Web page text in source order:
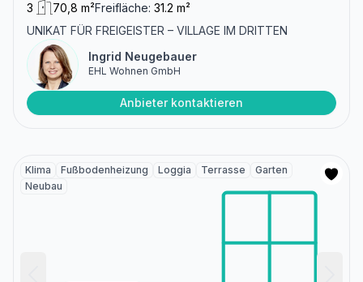
3 70,8 m²Freifläche: 31.2 m²
UNIKAT FÜR FREIGEISTER – VILLAGE IM DRITTEN
Ingrid Neugebauer
EHL Wohnen GmbH
Anbieter kontaktieren
Klima Fußbodenheizung Loggia Terrasse
Garten
Neubau